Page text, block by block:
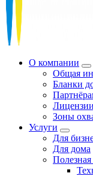
О компании
Общая
Бланки
Лицензии
Зоны
Услуги
Для
Для дома